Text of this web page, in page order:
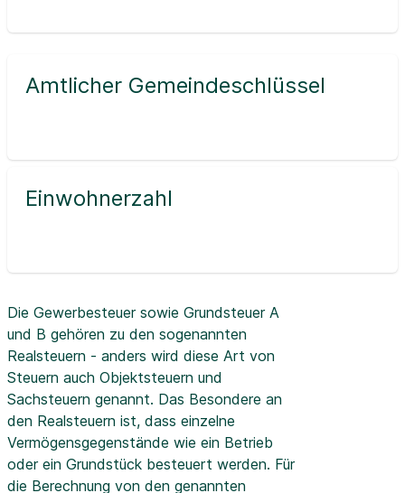
Amtlicher Gemeindeschlüssel
Einwohnerzahl
Die Gewerbesteuer sowie Grundsteuer A
und B gehören zu den sogenannten
Realsteuern - anders wird diese Art von
Steuern auch Objektsteuern und
Sachsteuern genannt. Das Besondere an
den Realsteuern ist, dass einzelne
Vermögensgegenstände wie ein Betrieb
oder ein Grundstück besteuert werden. Für
die Berechnung von den genannten